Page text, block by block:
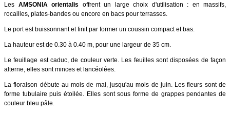
Les AMSONIA orientalis
offrent un large choix d'utilisation : en massifs,
rocailles, plates-bandes ou encore en bacs pour terrasses.
Le port est buissonnant et finit par former un coussin compact et bas.
La hauteur est de 0.30 à 0.40 m, pour une largeur de 35 cm.
Le feuillage est caduc, de couleur verte. Les feuilles sont disposées de façon
alterne, elles sont minces et lancéolées.
La floraison débute au mois de mai, jusqu'au mois de juin. Les fleurs sont de
forme tubulaire puis étoilée. Elles sont sous forme de grappes pendantes de
couleur bleu pâle.